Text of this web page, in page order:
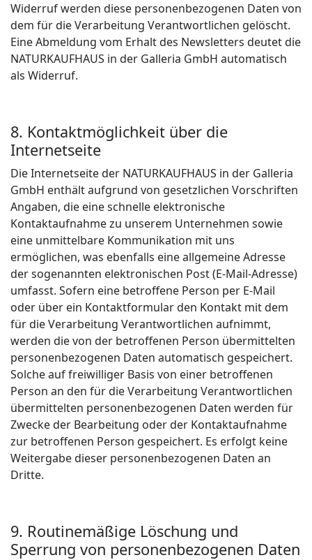
Widerruf werden diese personenbezogenen Daten von
dem für die Verarbeitung Verantwortlichen gelöscht.
Eine Abmeldung vom Erhalt des Newsletters deutet die
NATURKAUFHAUS in der Galleria GmbH automatisch
als Widerruf.
8. Kontaktmöglichkeit über die
Internetseite
Die Internetseite der NATURKAUFHAUS in der Galleria
GmbH enthält aufgrund von gesetzlichen Vorschriften
Angaben, die eine schnelle elektronische
Kontaktaufnahme zu unserem Unternehmen sowie
eine unmittelbare Kommunikation mit uns
ermöglichen, was ebenfalls eine allgemeine Adresse
der sogenannten elektronischen Post (E-Mail-Adresse)
umfasst. Sofern eine betroffene Person per E-Mail
oder über ein Kontaktformular den Kontakt mit dem
für die Verarbeitung Verantwortlichen aufnimmt,
werden die von der betroffenen Person übermittelten
personenbezogenen Daten automatisch gespeichert.
Solche auf freiwilliger Basis von einer betroffenen
Person an den für die Verarbeitung Verantwortlichen
übermittelten personenbezogenen Daten werden für
Zwecke der Bearbeitung oder der Kontaktaufnahme
zur betroffenen Person gespeichert. Es erfolgt keine
Weitergabe dieser personenbezogenen Daten an
Dritte.
9. Routinemäßige Löschung und
Sperrung von personenbezogenen Daten